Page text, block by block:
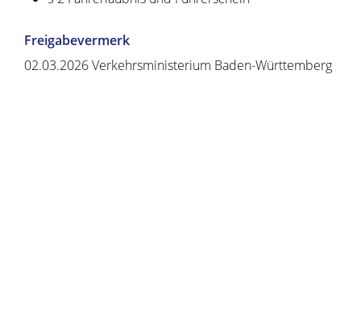
Freigabevermerk
02.03.2026 Verkehrsministerium Baden-Württemberg